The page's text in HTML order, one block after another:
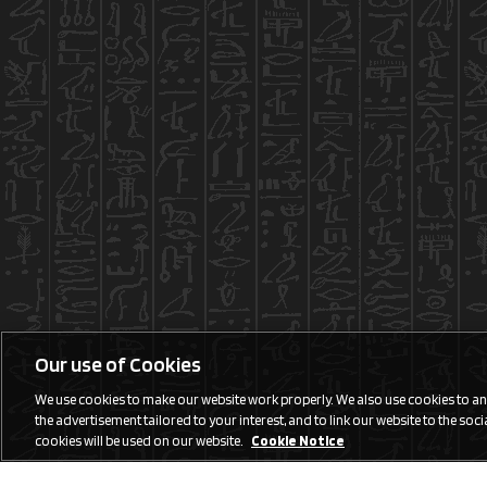
Our use of Cookies
We use cookies to make our website work properly. We also use cookies to
the advertisement tailored to your interest, and to link our website to the
cookies will be used on our website. Cookie Notice